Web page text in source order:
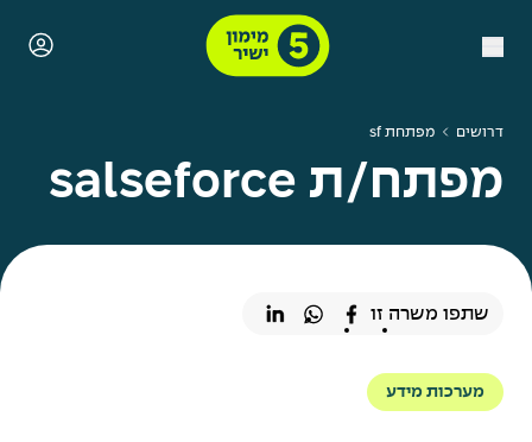
דרושים מפתחת sf
מפתח/ת salseforce
שתפו משרה זו
מערכות מידע